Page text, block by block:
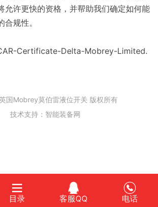
允许更快的资格，并帮助我们确定如何能
规性。
Certificate-Delta-Mobrey-Limited.
国Mobrey莫伯雷液位开关 版权所有
技术支持： 智能装备网
目录 客服QQ 电话